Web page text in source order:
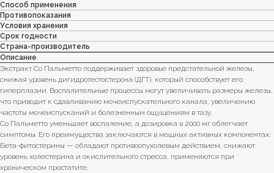
Способ применения
Противопоказания
Условия хранения
Срок годности
Страна-производитель
Описание
Экстракт Со Пальметто поддерживает здоровье предстательной железы,
снижая уровень дигидротестостерона (ДГТ), который способствует его
гиперплазии. Воспалительные процессы могут увеличивать размеры железы,
что приводит к сдавливанию мочеиспускательного канала, увеличению
частоты мочеиспусканий и болезненным ощущениям в тазу.
Со Пальметто уменьшает воспаление, а дозировка в 2000 мг облегчает
симптомы. Его преимущества заключаются в мощных активных компонентах:
Бета-фитостерины — обладают противоопухолевым действием, снижают
уровень холестерина и окислительного стресса, применяются при
хроническом простатите.